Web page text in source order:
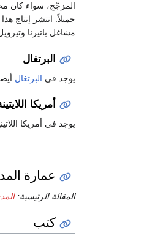
المزجّج، سواء كان
جميلاً. انتشر إنتاج
مشاغل باتيرنا
البرتغال
يوجد في البرتغال
أمريكا
يوجد في أمريكا
عمارة
المقالة الرئيسية:
كتب